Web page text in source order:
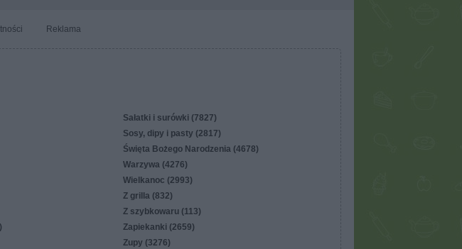
Reklama
Sałatki i surówki (7827)
Sosy, dipy i pasty (2817)
Święta Bożego Narodzenia (4678)
Warzywa (4276)
Wielkanoc (2993)
Z grilla (832)
Z szybkowaru (113)
Zapiekanki (2659)
Zupy (3276)